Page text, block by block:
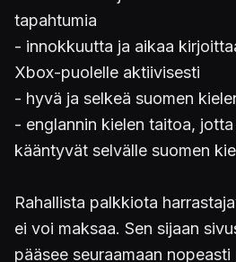
tapahtumia
- innokkuutta ja aikaa
Xbox-puolelle aktiivisesti
- hyvä ja selkeä suomen
- englannin kielen taitoa,
kääntyvät selvälle suomen
Rahallista palkkiota
ei voi maksaa. Sen sijaan
pääsee seuraamaan